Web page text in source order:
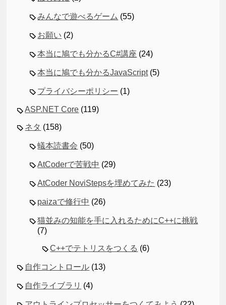
みんなで遊べるゲーム (55)
お願い (2)
本当に鳩でも分かるC#講座 (24)
本当に鳩でも分かるJavaScript(5)
プライバシーポリシー (1)
ASP.NET Core (119)
ネタ (158)
蟻本読書会 (50)
AtCoderで苦戦中 (29)
AtCoder NoviStepsを埋めてみた (23)
paizaで修行中 (26)
猫並みの知能を手に入れるためにC++に挑戦
(7)
C++でテトリスをつくる (6)
自作コントロール (13)
自作ライブラリ (4)